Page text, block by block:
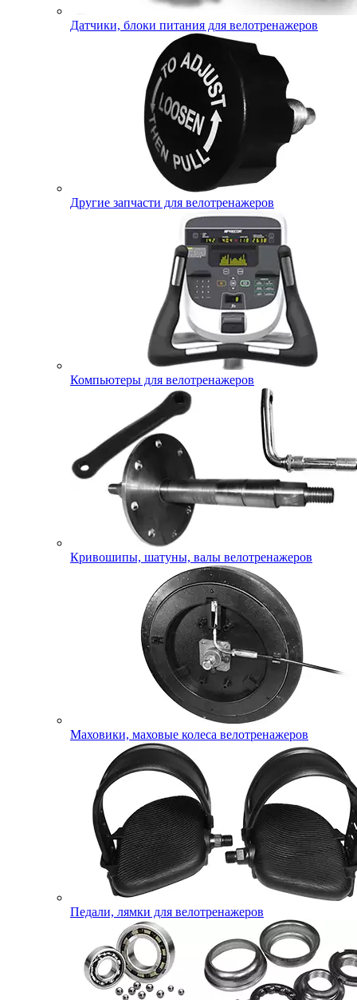
Датчики, блоки питания для велотренажеров
Другие запчасти для велотренажеров
Компьютеры для велотренажеров
Кривошипы, шатуны, валы велотренажеров
Маховики, маховые колеса велотренажеров
Педали, лямки для велотренажеров